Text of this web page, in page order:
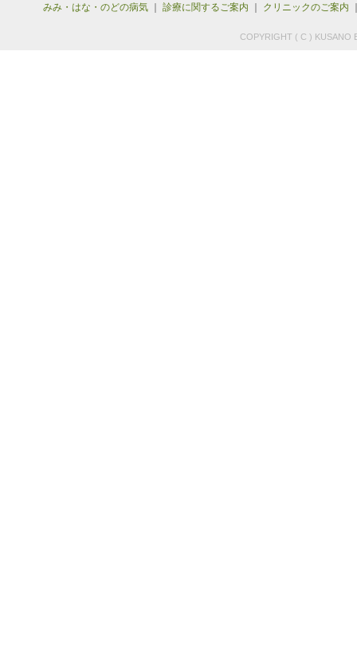
みみ・はな・のどの病気 ｜ 診療に関するご案内 ｜ クリニックのご案内
COPYRIGHT ( C ) KUSANO